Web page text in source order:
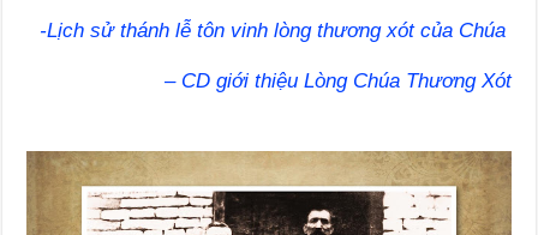
-Lịch sử thánh lễ tôn vinh lòng thương xót của Chúa
– CD giới thiệu Lòng Chúa Thương Xót